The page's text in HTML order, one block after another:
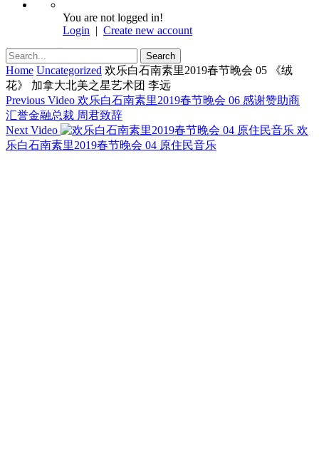
You are not logged in!
Login | Create new account
Home Uncategorized 欢乐白石南素里2019春节晚会 05 《绒
花》 加拿大北美之星艺术团 李远
Previous Video 欢乐白石南素里2019春节晚会 06 感谢赞助商
汇誉金融总裁 周君致辞
Next Video
欢
乐白石南素里2019春节晚会 04 原住民音乐